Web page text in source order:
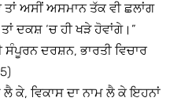
ਅਸੀਂ ਅਸਮਾਨ ਤੱਕ ਵੀ ਛਲਾਂਗ
ਦਕਸ਼ ‘ਚ ਹੀ ਖੜੇ ਹੋਵਾਂਗੇ।”
ਦਰਸ਼ਨ, ਭਾਰਤੀ ਵਿਚਾਰ
ਲੈ ਕੇ, ਵਿਕਾਸ ਦਾ ਨਾਮ ਲੈ ਕੇ ਇਹਨਾਂ